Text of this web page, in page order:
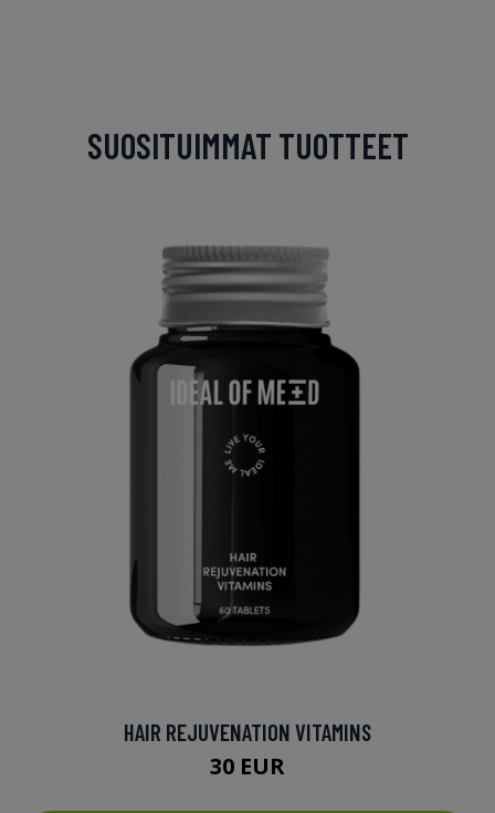
SUOSITUIMMAT TUOTTEET
HAIR REJUVENATION VITAMINS
30 EUR